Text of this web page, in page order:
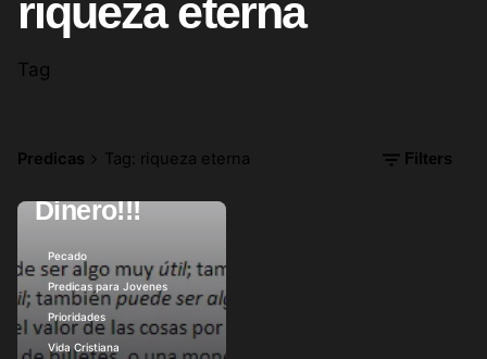
riqueza eterna
Tag
Predicas Tag: riqueza eterna Filters
enero 16, 2013
Cash, Billullo,
Dinero!!!
Pecado
Predicas para Jovenes
Prioridades
Vida Cristiana